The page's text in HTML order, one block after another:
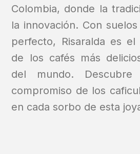
Colombia, donde la
la innovación. Con
perfecto, Risaralda es
de los cafés más
del mundo.
compromiso de los
en cada sorbo de esta